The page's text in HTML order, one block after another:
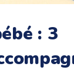
: 3